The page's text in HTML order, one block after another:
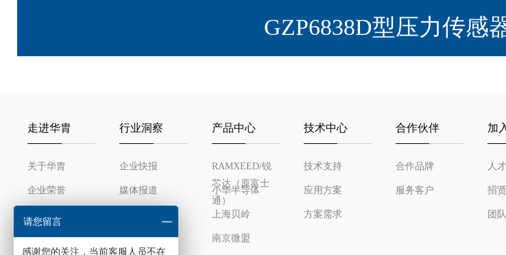
GZP6838D型压力传感
走进华胄
关于华胄
企业荣誉
发展历程
组织架构
行业洞察
企业快报
媒体报道
产品中心
RAMXEED/锐
芯达（原富士
通）
小华半导体
上海贝岭
南京微盟
技术中心
技术支持
应用方案
方案需求
合作伙伴
合作品牌
服务客户
加
人
招
团
请您留言
感谢您的关注，当前客服人员不在